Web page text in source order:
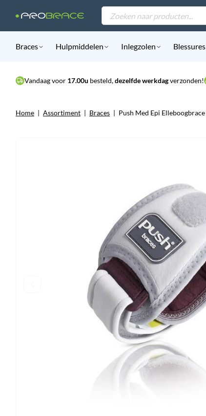
Products
search
Braces Hulpmiddelen Inlegzolen Blessures
Vandaag voor 17.00u besteld,dezelfde werkdagverzonden!
Home | Assortiment | Braces | Push Med Epi Elleboogbrace